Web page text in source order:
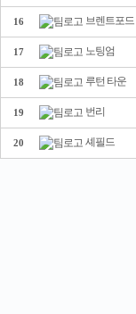
16 브렌트포드
17 노팅엄
18 루턴 타운
19 번리
20 셰필드